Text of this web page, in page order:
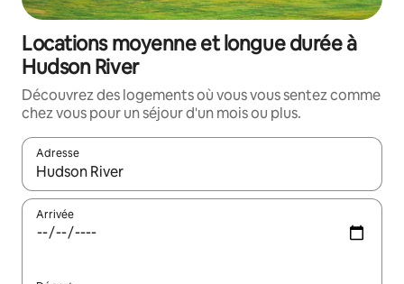
Locations moyenne et longue durée à
Hudson River
Découvrez des logements où vous vous sentez comme
chez vous pour un séjour d'un mois ou plus.
Adresse
Lorsque les résultats s'affichent, utilisez les flèches vers le
Arrivée